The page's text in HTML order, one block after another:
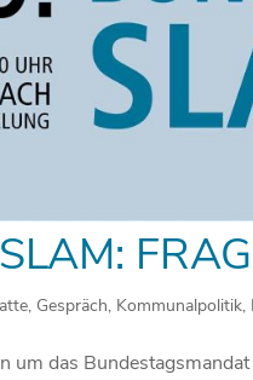
, Gespräch, Kommunalpolitik,
um das